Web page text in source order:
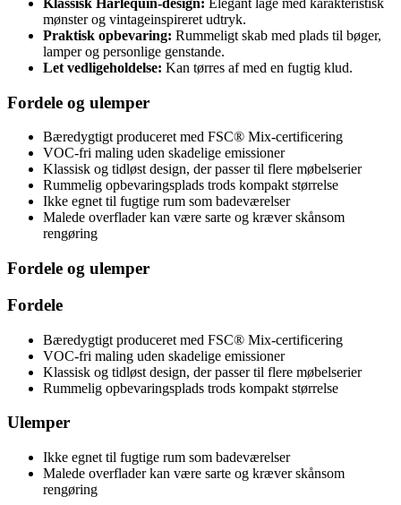
Klassisk Harlequin-design: Elegant låge med karakteristisk
mønster og vintageinspireret udtryk.
Praktisk opbevaring: Rummeligt skab med plads til bøger,
lamper og personlige genstande.
Let vedligeholdelse: Kan tørres af med en fugtig klud.
Fordele og ulemper
Bæredygtigt produceret med FSC® Mix-certificering
VOC-fri maling uden skadelige emissioner
Klassisk og tidløst design, der passer til flere møbelserier
Rummelig opbevaringsplads trods kompakt størrelse
Ikke egnet til fugtige rum som badeværelser
Malede overflader kan være sarte og kræver skånsom
rengøring
Fordele og ulemper
Fordele
Bæredygtigt produceret med FSC® Mix-certificering
VOC-fri maling uden skadelige emissioner
Klassisk og tidløst design, der passer til flere møbelserier
Rummelig opbevaringsplads trods kompakt størrelse
Ulemper
Ikke egnet til fugtige rum som badeværelser
Malede overflader kan være sarte og kræver skånsom
rengøring